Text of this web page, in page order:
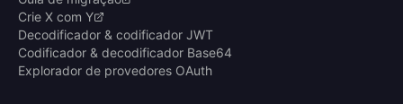
Crie X com Y
Decodificador & codificador JWT
Codificador & decodificador Base64
Explorador de provedores OAuth